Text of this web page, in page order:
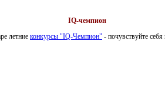
IQ-чемпион
летние конкурсы "IQ-Чемпион" - почувствуйте